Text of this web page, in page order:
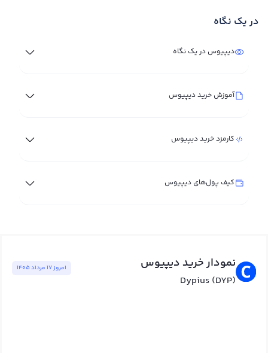
در یک نگاه
دیپیوس در یک نگاه
آموزش خرید دیپیوس
کارمزد خرید دیپیوس
کیف پول‌های دیپیوس
نمودار خرید دیپیوس
Dypius (DYP)
امروز ١٧ مرداد ١٤٠٥